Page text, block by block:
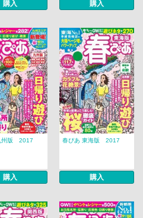
購入 購入
州版 2017
購入
春ぴあ 東海版 2017
購入